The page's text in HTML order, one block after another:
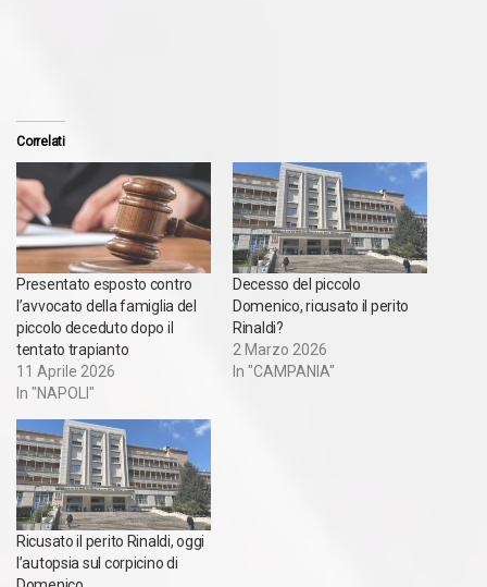
Correlati
Presentato esposto contro
l’avvocato della famiglia del
piccolo deceduto dopo il
tentato trapianto
11 Aprile 2026
In "NAPOLI"
Decesso del piccolo
Domenico, ricusato il perito
Rinaldi?
2 Marzo 2026
In "CAMPANIA"
Ricusato il perito Rinaldi, oggi
l’autopsia sul corpicino di